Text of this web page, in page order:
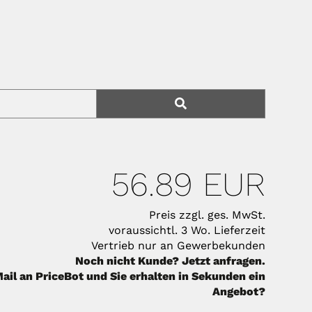
56.89 EUR
Preis zzgl. ges. MwSt.
voraussichtl. 3 Wo. Lieferzeit
Vertrieb nur an Gewerbekunden
Noch nicht Kunde? Jetzt anfragen.
an PriceBot und Sie erhalten in Sekunden ein
Angebot?